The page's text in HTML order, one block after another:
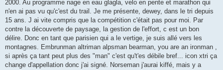
l
u
2000. Au programme nage en eau glagla, velo en pente et marathon qui
n'en ai pas vu qu'c'est du trail. Je me présente, dewey, dans le tri depuis
15 ans. J ai vite compris que la compétition c'était pas pour moi. Par
contre la découverte de paysage, la gestion de l'effort, c est un bon
délire. Donc en tant que parisien qui a le vertige, je suis allé vers les
montagnes. Embrunman altriman alpsman bearman, you are an ironman ,
si après ça tant peut plus des "man" c'est qu't'es débile bref... icon xtri ça
change d'appellation donc j'ai signé. Norseman j'aurai kiffé, mais y a